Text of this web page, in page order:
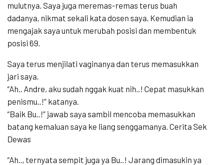
mulutnya. Saya juga meremas-remas terus buah
dadanya, nikmat sekali kata dosen saya. Kemudian ia
mengajak saya untuk merubah posisi dan membentuk
posisi 69.
Saya terus menjilati vaginanya dan terus memasukkan
jari saya.
“Ah.. Andre, aku sudah nggak kuat nih..! Cepat masukkan
penismu..!” katanya.
“Baik Bu..!” jawab saya sambil mencoba memasukkan
batang kemaluan saya ke liang senggamanya. Cerita Sek
Dewas
“Ah.., ternyata sempit juga ya Bu..! Jarang dimasukin ya